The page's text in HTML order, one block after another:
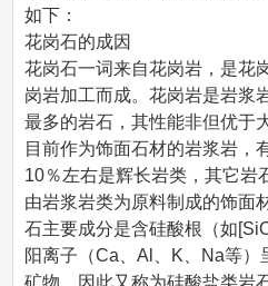
如下：
花岗石的成因
花岗石一词来自花岗岩，是花
岗岩加工而成。花岗岩是岩浆
最多的岩石，其性能非但优于
目前作为饰面石材的岩浆岩，
10％左右是辉长岩类，其它岩
由岩浆岩类为原料制成的饰面
石主要成分是含硅酸根（如
阳离子（Ca、Al、K、Na等）
矿物，因此又称为硅酸盐类岩